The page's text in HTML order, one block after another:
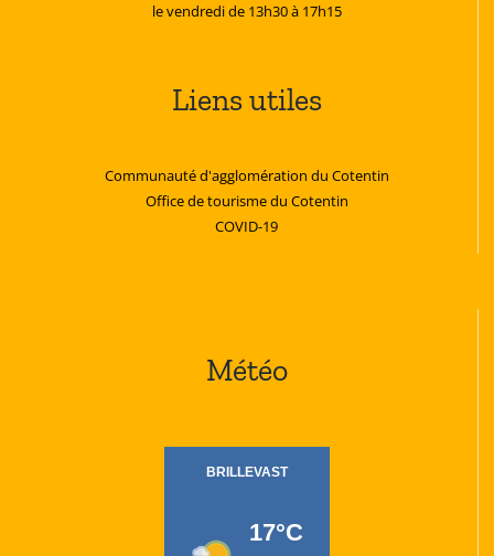
le vendredi de 13h30 à 17h15
Liens utiles
Communauté d'agglomération du Cotentin
Office de tourisme du Cotentin
COVID-19
Météo